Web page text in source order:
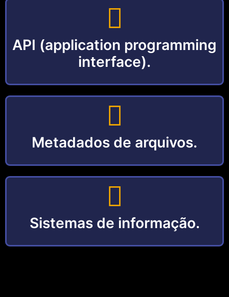
API (application programming
interface).
Metadados de arquivos.
Sistemas de informação.